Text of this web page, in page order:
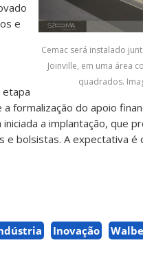
Cemac será instalado
Joinville, em uma área
quadrados.
e
etapa
formalização do apoio
a implantação, que
bolsistas. A expectativa é
Inovação